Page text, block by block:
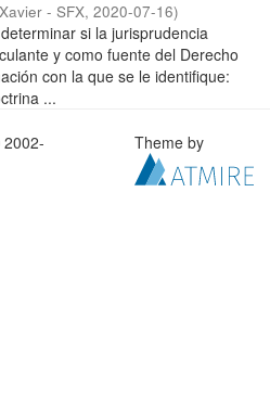
- SFX, 2020-07-16)
si la jurisprudencia
y como fuente del Derecho
con la que se le identifique:
...
Theme by